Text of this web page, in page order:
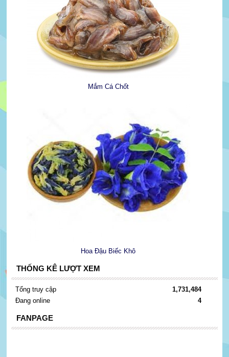
Mắm Cá Chốt
Hoa Đậu Biếc Khô
THỐNG KÊ LƯỢT XEM
Tổng truy cập
1,731,484
Đang online
4
FANPAGE